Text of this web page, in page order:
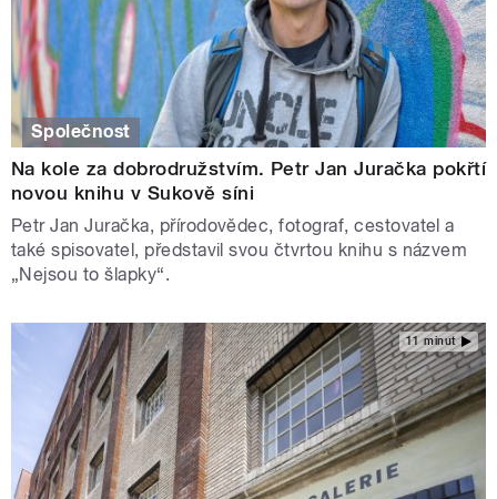
Společnost
Na kole za dobrodružstvím. Petr Jan Juračka pokřtí
novou knihu v Sukově síni
Petr Jan Juračka, přírodovědec, fotograf, cestovatel a
také spisovatel, představil svou čtvrtou knihu s názvem
„Nejsou to šlapky“.
11 minut